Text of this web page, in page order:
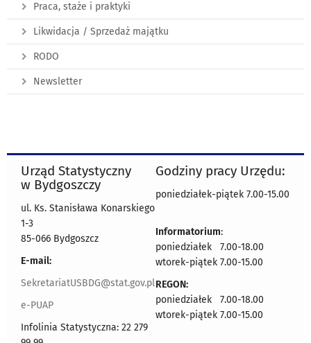
Praca, staże i praktyki
Likwidacja / Sprzedaż majątku
RODO
Newsletter
Urząd Statystyczny
w Bydgoszczy
ul. Ks. Stanisława Konarskiego
1-3
85-066 Bydgoszcz
E-mail:
SekretariatUSBDG@stat.gov.pl
e-PUAP
Infolinia Statystyczna: 22 279
Godziny pracy Urzędu:
poniedziałek-piątek 7.00-15.00
Informatorium:
poniedziałek 7.00-18.00
wtorek-piątek 7.00-15.00
REGON:
poniedziałek 7.00-18.00
wtorek-piątek 7.00-15.00